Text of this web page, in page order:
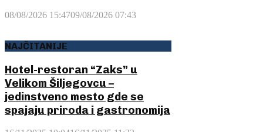
08/08/2026 15:4709/08/2026 07:43
NAJČITANIJE
Hotel-restoran “Zaks” u
Velikom Šiljegovcu –
jedinstveno mesto gde se
spajaju priroda i gastronomija